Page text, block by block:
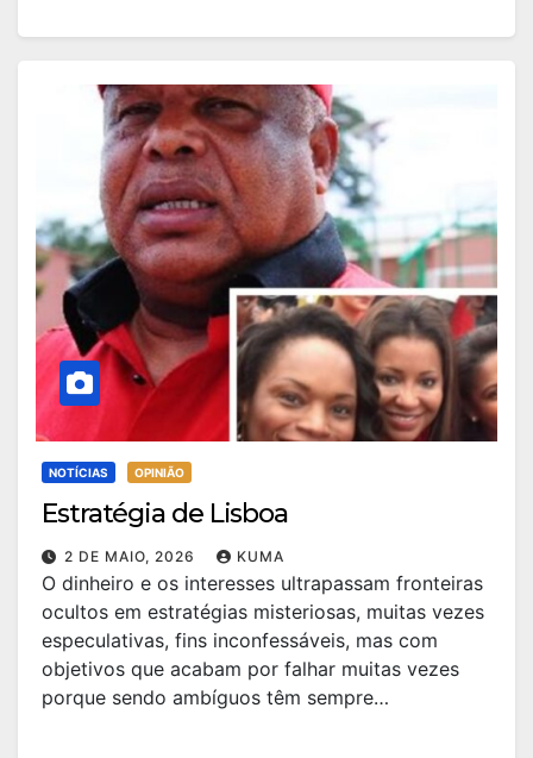
NOTÍCIAS OPINIÃO
Estratégia de Lisboa
2 DE MAIO, 2026 KUMA
O dinheiro e os interesses ultrapassam fronteiras
ocultos em estratégias misteriosas, muitas vezes
especulativas, fins inconfessáveis, mas com
objetivos que acabam por falhar muitas vezes
porque sendo ambíguos têm sempre…